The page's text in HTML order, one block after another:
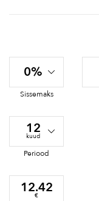
0%
Sissemaks
12
kuud
Periood
12.42
€